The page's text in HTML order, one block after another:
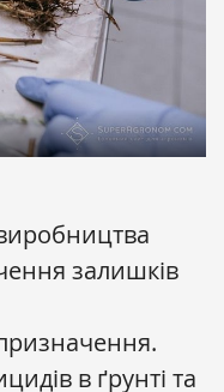
залишків
в ґрунті та